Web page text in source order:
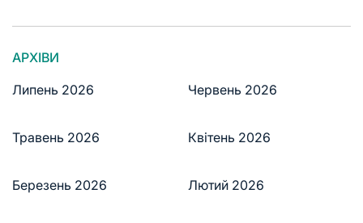
АРХІВИ
Липень 2026
Червень 2026
Травень 2026 Квітень 2026
Березень 2026 Лютий 2026